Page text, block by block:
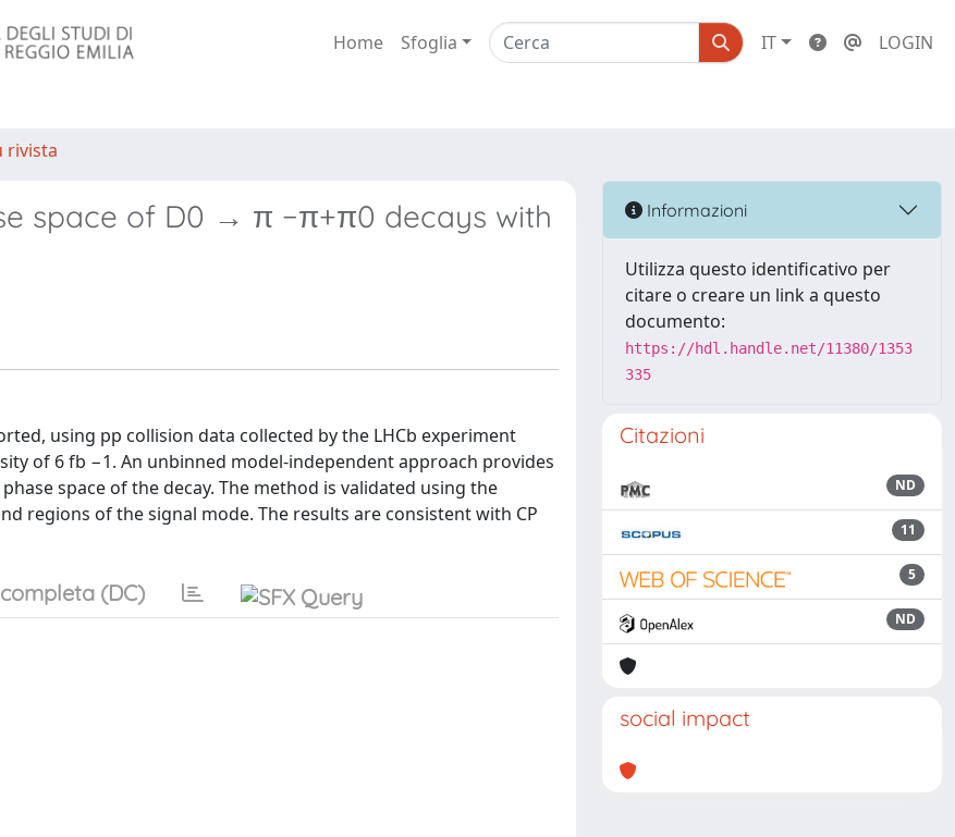
Home Sfoglia IT LOGIN
rivista
space of D0 → π −π+π0 decays with
using pp collision data collected by the LHCb experiment
of 6 fb −1. An unbinned model-independent approach provides
space of the decay. The method is validated using the
regions of the signal mode. The results are consistent with CP
(DC)
Informazioni
Utilizza questo identificativo per
citare o creare un link a questo
documento:
https://hdl.handle.net/11380/1353
335
Citazioni
ND
11
5
ND
social impact